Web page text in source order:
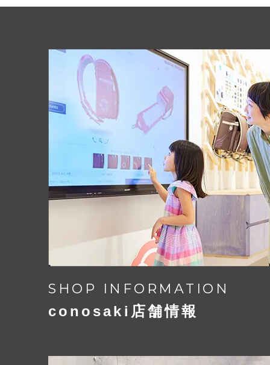
七宝模様
basieレザーはこだわりの全面内装仕
かぶせ裏だけでなく大マチの中まで
やわらかな色で描かれたモダンな七
basieのために書きおこした特別な内
円(縁)がつながり重なり合い、無限
未来へと歩む子どもたちへの想いが
SHOP INFORMATION
conosaki店舗情報